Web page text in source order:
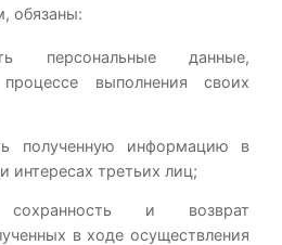
обязаны:
персональные данные,
выполнения своих
полученную информацию в
интересах третьих лиц;
сохранность и возврат
в ходе осуществления